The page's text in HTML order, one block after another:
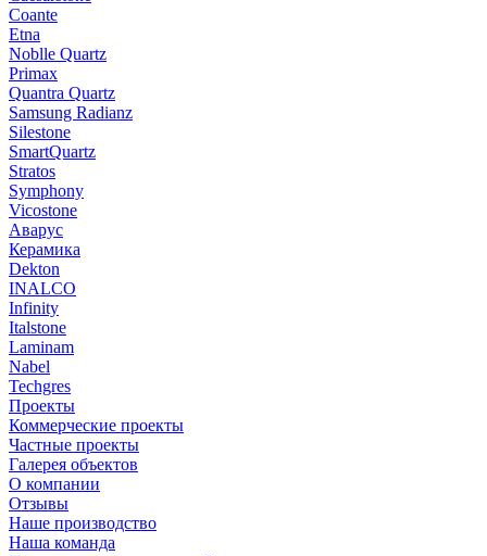
Coante
Etna
Noblle Quartz
Primax
Quantra Quartz
Samsung Radianz
Silestone
SmartQuartz
Stratos
Symphony
Vicostone
Аварус
Керамика
Dekton
INALCO
Infinity
Italstone
Laminam
Nabel
Techgres
Проекты
Коммерческие проекты
Частные проекты
Галерея объектов
О компании
Отзывы
Наше производство
Наша команда